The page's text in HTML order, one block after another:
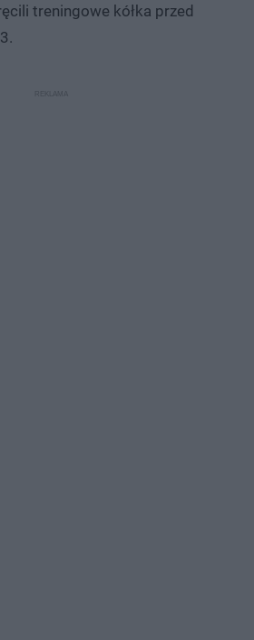
treningowe kółka przed